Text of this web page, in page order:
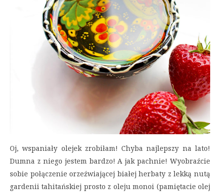
Oj, wspaniały olejek zrobiłam! Chyba najlepszy na lato!
Dumna z niego jestem bardzo! A jak pachnie! Wyobraźcie
sobie połączenie orzeźwiającej białej herbaty z lekką nutą
gardenii tahitańskiej prosto z oleju monoi (pamiętacie olej